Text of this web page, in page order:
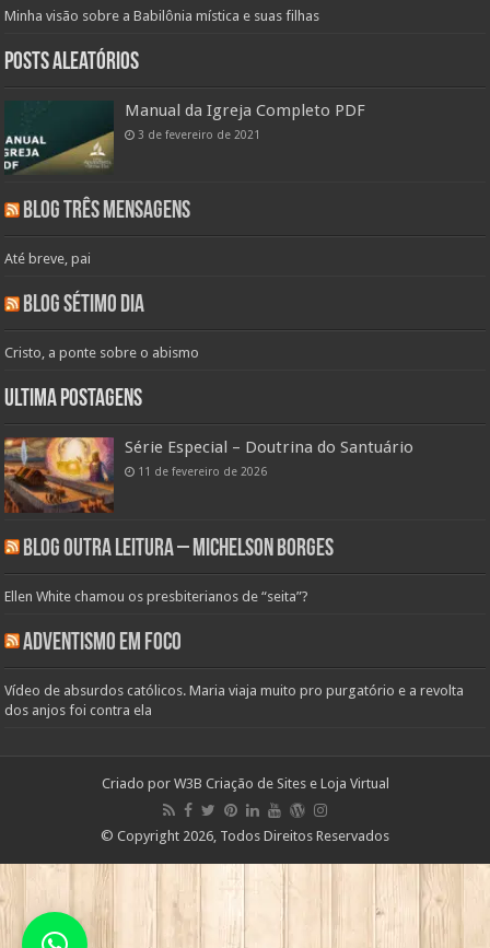
Minha visão sobre a Babilônia mística e suas filhas
Posts aleatórios
Manual da Igreja Completo PDF
3 de fevereiro de 2021
Blog Três Mensagens
Até breve, pai
Blog Sétimo Dia
Cristo, a ponte sobre o abismo
Ultima Postagens
Série Especial – Doutrina do Santuário
11 de fevereiro de 2026
Blog Outra Leitura – Michelson Borges
Ellen White chamou os presbiterianos de “seita”?
Adventismo em Foco
Vídeo de absurdos católicos. Maria viaja muito pro purgatório e a revolta
dos anjos foi contra ela
Criado por W3B Criação de Sites e Loja Virtual
© Copyright 2026, Todos Direitos Reservados